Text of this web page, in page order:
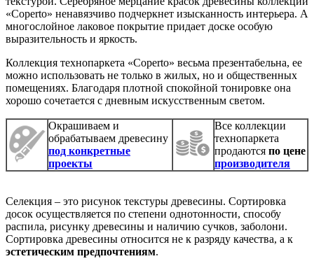
«Coperto» ненавязчиво подчеркнет изысканность интерьера. А
многослойное лаковое покрытие придает доске особую
выразительность и яркость.
Коллекция технопаркета «Coperto» весьма презентабельна, ее
можно использовать не только в жилых, но и общественных
помещениях. Благодаря плотной спокойной тонировке она
хорошо сочетается с дневным искусственным светом.
Окрашиваем и
обрабатываем древесину
под конкретные
проекты
Все коллекции
технопаркета
продаются по цене
производителя
Селекция – это рисунок текстуры древесины. Сортировка
досок осуществляется по степени однотонности, способу
распила, рисунку древесины и наличию сучков, заболони.
Сортировка древесины относится не к разряду качества, а к
эстетическим предпочтениям.